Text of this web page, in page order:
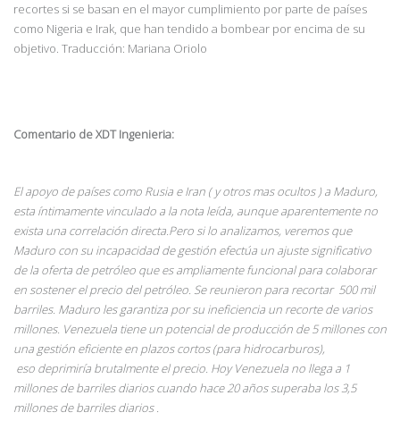
recortes si se basan en el mayor cumplimiento por parte de países
como Nigeria e Irak, que han tendido a bombear por encima de su
objetivo. Traducción: Mariana Oriolo
Comentario de XDT Ingenieria:
El apoyo de países como Rusia e Iran ( y otros mas ocultos ) a Maduro,
esta íntimamente vinculado a la nota leída, aunque aparentemente no
exista una correlación directa.Pero si lo analizamos, veremos que
Maduro con su incapacidad de gestión efectúa un ajuste significativo
de la oferta de petróleo que es ampliamente funcional para colaborar
en sostener el precio del petróleo. Se reunieron para recortar 500 mil
barriles. Maduro les garantiza por su ineficiencia un recorte de varios
millones. Venezuela tiene un potencial de producción de 5 millones con
una gestión eficiente en plazos cortos (para hidrocarburos),
eso deprimiría brutalmente el precio. Hoy Venezuela no llega a 1
millones de barriles diarios cuando hace 20 años superaba los 3,5
millones de barriles diarios .